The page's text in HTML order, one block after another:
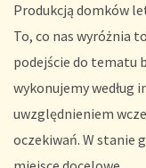
Produkcją domków
To, co nas wyróżnia
podejście do tematu
wykonujemy według
uwzględnieniem
oczekiwań. W stanie